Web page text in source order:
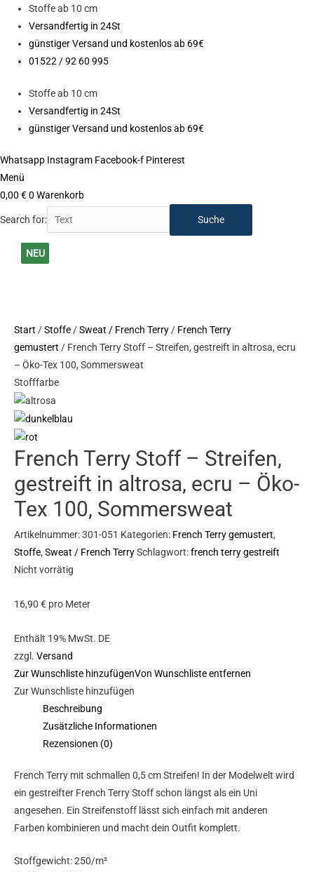
Zum
Inhalt
springen
Stoffe ab 10 cm
Versandfertig in 24St
günstiger Versand und kostenlos ab 69€
01522 / 92 60 995
Stoffe ab 10 cm
Versandfertig in 24St
günstiger Versand und kostenlos ab 69€
Whatsapp Instagram Facebook-f Pinterest
Menü
0,00 €0 Warenkorb
Search for:
Start /Stoffe/Sweat / French Terry/ French Terry
gemustert / French Terry Stoff – Streifen, gestreift in altrosa, ecru
– Öko-Tex 100, Sommersweat
Stofffarbe
French Terry Stoff – Streifen,
gestreift in altrosa, ecru – Öko-
Tex 100, Sommersweat
Artikelnummer:301-051 Kategorien: French Terry gemustert,
Stoffe, Sweat / French TerrySchlagwort:french terry gestreift
Nicht vorrätig
16,90 € pro Meter
Enthält 19% MwSt. DE
zzgl. Versand
Zur Wunschliste hinzufügenVon Wunschliste entfernen
Zur Wunschliste hinzufügen
Beschreibung
Zusätzliche Informationen
Rezensionen (0)
French Terry mit schmallen 0,5 cm Streifen! In der Modelwelt wird
ein gestreifter French Terry Stoff schon längst als ein Uni
angesehen. Ein Streifenstoff lässt sich einfach mit anderen
Farben kombinieren und macht dein Outfit komplett.
Stoffgewicht: 250/m²
NEU
NEU
NEU
NEU
NEU
NEU